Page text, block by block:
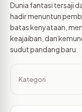
Dunia fantasi tersaji
hadir menuntun
batas kenyataan,
keajaiban, dan
sudut pandang baru.
Kategori